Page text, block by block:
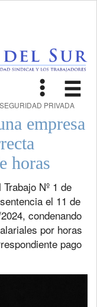
Toggle
PRIVADA
empresa
horas
Nº 1 de
el 11 de
condenando
por horas
pago